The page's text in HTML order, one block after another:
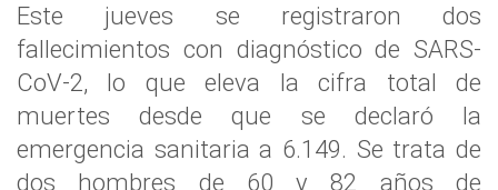
Este jueves se registraron dos
fallecimientos con diagnóstico de SARS-
CoV-2, lo que eleva la cifra total de
muertes desde que se declaró la
emergencia sanitaria a 6.149. Se trata de
dos hombres de 60 y 82 años de